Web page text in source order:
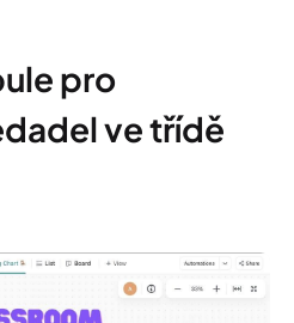
pro
ve třídě